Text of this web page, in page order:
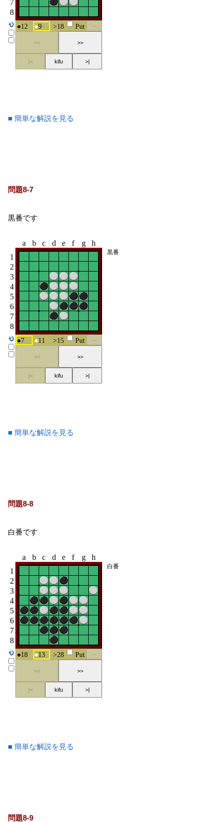
■ 簡単な解説を見る
問題8-7
黒番です
■ 簡単な解説を見る
問題8-8
白番です
■ 簡単な解説を見る
問題8-9